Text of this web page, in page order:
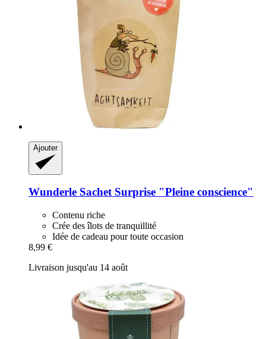
Ajouter
Wunderle Sachet Surprise "Pleine conscience"
Contenu riche
Crée des îlots de tranquillité
Idée de cadeau pour toute occasion
8,99 €
Livraison jusqu'au 14 août